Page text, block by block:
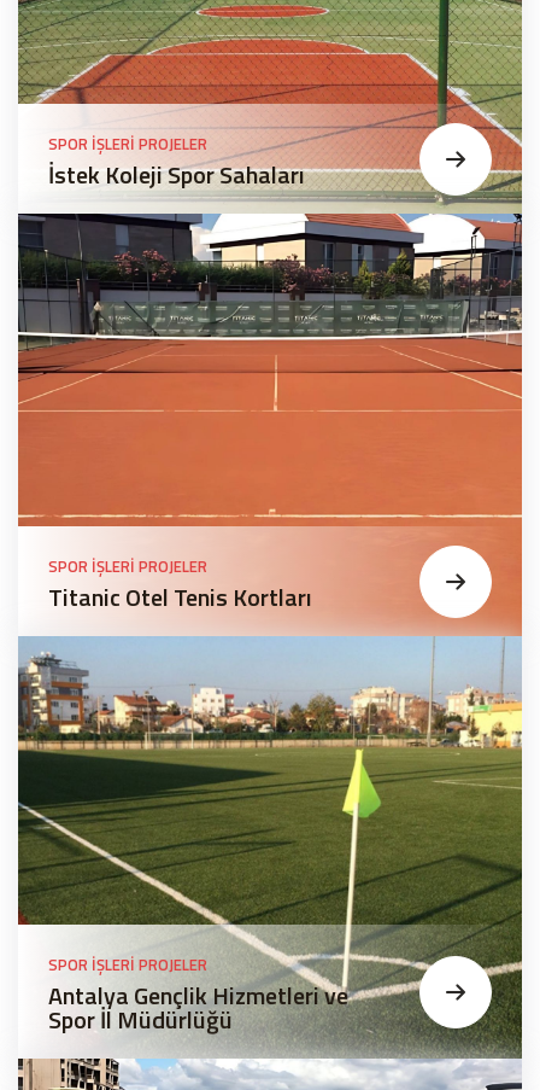
SPOR İŞLERI PROJELER
İstek Koleji Spor Sahaları
SPOR İŞLERI PROJELER
Titanic Otel Tenis Kortları
SPOR İŞLERI PROJELER
Antalya Gençlik Hizmetleri ve
Spor İl Müdürlüğü